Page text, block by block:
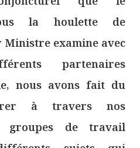
la houlette de
examine avec
partenaires
nous avons fait du
à travers nos
groupes de travail